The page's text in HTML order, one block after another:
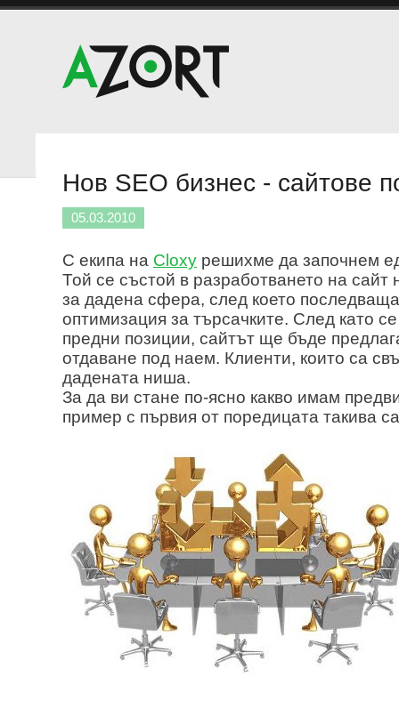
Нов SEO бизнес - сайтове
05.03.2010
С екипа на Cloxy решихме да започнем
Той се състой в разработването на
за дадена сфера, след което
оптимизация за търсачките. След като
предни позиции, сайтът ще бъде
отдаване под наем. Клиенти, които са
дадената ниша.
За да ви стане по-ясно какво имам
пример с първия от поредицата такива